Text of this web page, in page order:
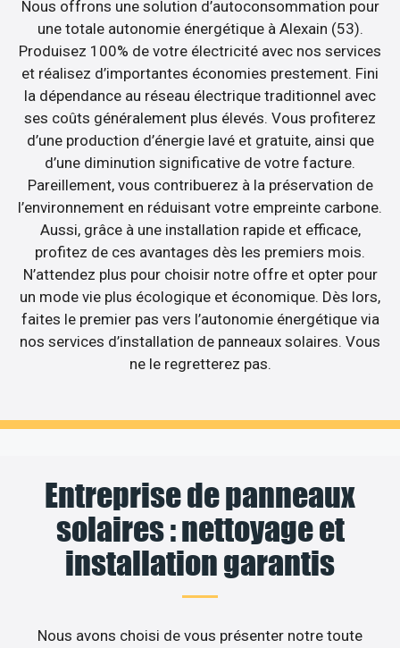
Nous offrons une solution d’autoconsommation pour
une totale autonomie énergétique à Alexain (53).
Produisez 100% de votre électricité avec nos services
et réalisez d’importantes économies prestement. Fini
la dépendance au réseau électrique traditionnel avec
ses coûts généralement plus élevés. Vous profiterez
d’une production d’énergie lavé et gratuite, ainsi que
d’une diminution significative de votre facture.
Pareillement, vous contribuerez à la préservation de
l’environnement en réduisant votre empreinte carbone.
Aussi, grâce à une installation rapide et efficace,
profitez de ces avantages dès les premiers mois.
N’attendez plus pour choisir notre offre et opter pour
un mode vie plus écologique et économique. Dès lors,
faites le premier pas vers l’autonomie énergétique via
nos services d’installation de panneaux solaires. Vous
ne le regretterez pas.
Entreprise de panneaux
solaires : nettoyage et
installation garantis
Nous avons choisi de vous présenter notre toute